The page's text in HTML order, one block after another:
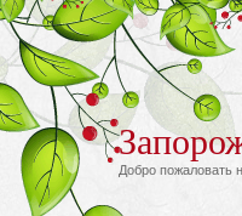
Добро пожаловать